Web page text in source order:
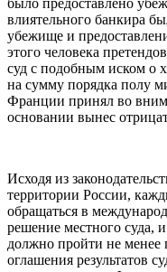
было предоставлено
влиятельного банкира
убежище и
этого человека
суд с подобным иском о
на сумму порядка полу
Франции принял во
основании вынес
Исходя из
территории России,
обращаться в
решение местного суда,
должно пройти не менее
оглашения результатов